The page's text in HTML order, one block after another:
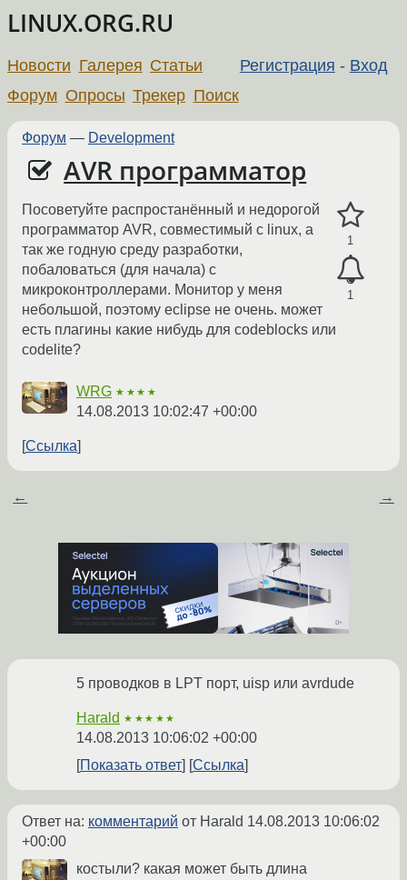
LINUX.ORG.RU
Регистрация - Вход
Новости Галерея Статьи
Форум Опросы Трекер Поиск
Форум — Development
AVR программатор
1
1
Посоветуйте распростанённый и недорогой
программатор AVR, совместимый с linux, а
так же годную среду разработки,
побаловаться (для начала) с
микроконтроллерами. Монитор у меня
небольшой, поэтому eclipse не очень. может
есть плагины какие нибудь для codeblocks или
codelite?
WRG ★★★★
14.08.2013 10:02:47 +00:00
Ссылка
← →
5 проводков в LPT порт, uisp или avrdude
Harald ★★★★★
14.08.2013 10:06:02 +00:00
Показать ответ
Ссылка
Ответ на: комментарий от Harald 14.08.2013 10:06:02
+00:00
костыли? какая может быть длина